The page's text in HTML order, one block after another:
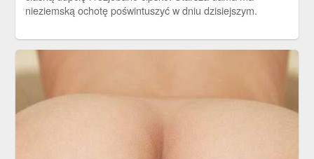
nieziemską ochotę poświntuszyć w dniu dzisiejszym.